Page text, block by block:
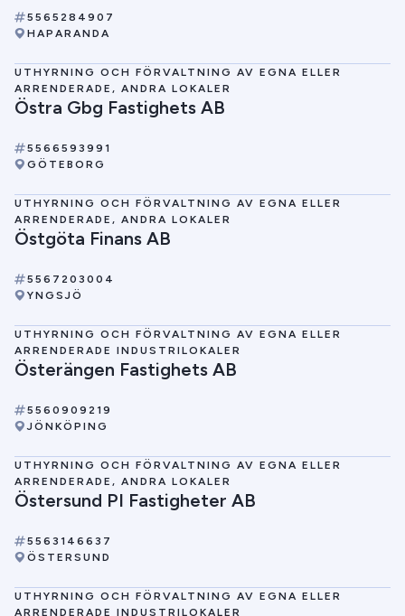
5565284907
HAPARANDA
UTHYRNING OCH FÖRVALTNING AV EGNA ELLER
ARRENDERADE, ANDRA LOKALER
Östra Gbg Fastighets AB
5566593991
GÖTEBORG
UTHYRNING OCH FÖRVALTNING AV EGNA ELLER
ARRENDERADE, ANDRA LOKALER
Östgöta Finans AB
5567203004
YNGSJÖ
UTHYRNING OCH FÖRVALTNING AV EGNA ELLER
ARRENDERADE INDUSTRILOKALER
Österängen Fastighets AB
5560909219
JÖNKÖPING
UTHYRNING OCH FÖRVALTNING AV EGNA ELLER
ARRENDERADE, ANDRA LOKALER
Östersund PI Fastigheter AB
5563146637
ÖSTERSUND
UTHYRNING OCH FÖRVALTNING AV EGNA ELLER
ARRENDERADE INDUSTRILOKALER